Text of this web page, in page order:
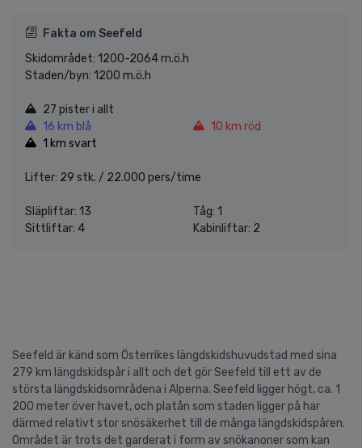
Fakta om Seefeld
Skidområdet: 1200-2064 m.ö.h
Staden/byn: 1200 m.ö.h
27 pister i allt
16 km blå
10 km röd
1 km svart
Lifter: 29 stk. / 22.000 pers/time
Släpliftar: 13
Tåg: 1
Sittliftar: 4
Kabinliftar: 2
Seefeld är känd som Österrikes längdskidshuvudstad med sina
279 km längdskidspår i allt och det gör Seefeld till ett av de
största längdskidsområdena i Alperna. Seefeld ligger högt, ca. 1
200 meter över havet, och platån som staden ligger på har
därmed relativt stor snösäkerhet till de många längdskidspåren.
Området är trots det garderat i form av snökanoner som kan